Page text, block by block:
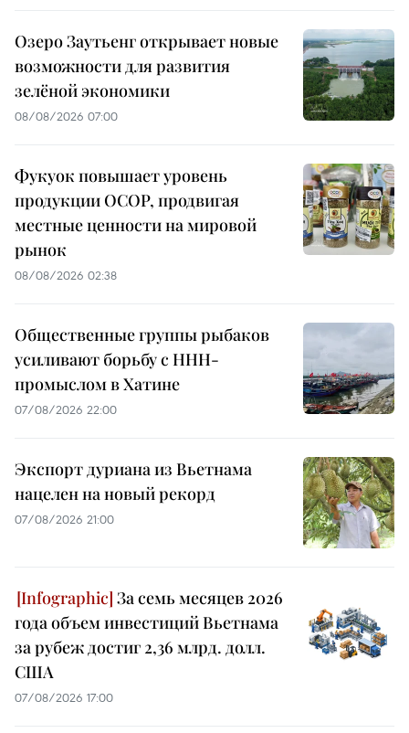
Озеро Заутьенг открывает новые
возможности для развития
зелёной экономики
08/08/2026 07:00
Фукуок повышает уровень
продукции OCOP, продвигая
местные ценности на мировой
рынок
08/08/2026 02:38
Общественные группы рыбаков
усиливают борьбу с ННН-
промыслом в Хатине
07/08/2026 22:00
Экспорт дуриана из Вьетнама
нацелен на новый рекорд
07/08/2026 21:00
За семь месяцев 2026
года объем инвестиций Вьетнама
за рубеж достиг 2,36 млрд. долл.
США
07/08/2026 17:00